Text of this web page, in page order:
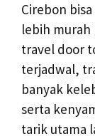
Cirebon
lebih murah
travel door
terjadwal,
banyak
serta
tarik utama